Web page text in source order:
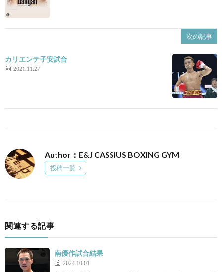
次の記事
カリエンテ子安試合
2021.11.27
Author：E&J CASSIUS BOXING GYM
投稿一覧
関連する記事
南優作試合結果
2024.10.01